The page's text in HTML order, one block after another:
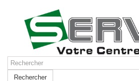
Rechercher